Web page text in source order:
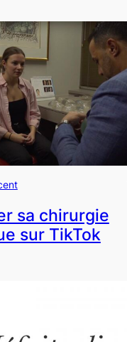
sa chirurgie
sur TikTok